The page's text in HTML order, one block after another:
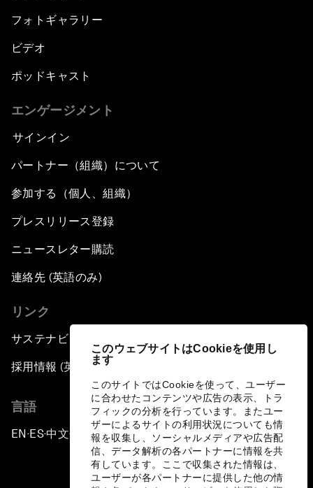
このウェブサイトはCookieを使用し
ます
このサイトではCookieを使って、ユーザー
に合わせたコンテンツや広告の表示、トラ
フィックの分析を行っています。またユー
ザーによるサイトの利用状況についても情
報を収集し、ソーシャルメディアや広告配
信、データ解析の各パートナーに情報を共
有しています。ここで収集された情報は、
ユーザーが各パートナーに提供した他の情
フォトギャラリー
ビデオ
ポッドキャスト
エンゲージメント
サインイン
パートナー（組織）について
参加する（個人、組織）
プレスリリース登録
ニュースレター購読
連絡先 (英語のみ)
リンク
サステナビリティへの取り組み
採用情報 (英語のみ)
言語
EN ▪ES▪中文▪ 日本語